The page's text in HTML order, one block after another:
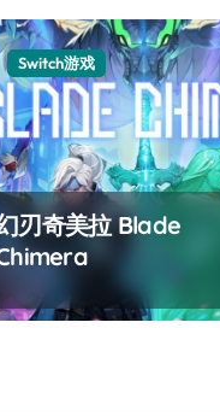
Switch游戏
刃奇美拉 Blade